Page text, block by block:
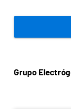
Grupo